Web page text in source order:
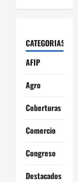
CATEGORIAS
AFIP
Agro
Coberturas
Comercio
Congreso
Destacados